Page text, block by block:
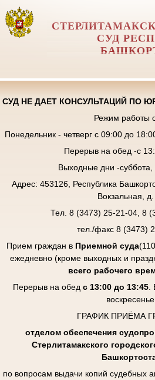
СУД
СУД НЕ ДАЕТ КОНСУЛЬТАЦИЙ ПО
Режим работы
Понедельник - четверг с 09:00 до
Перерыв на обед -с
Выходные дни -суббота,
Адрес: 453126, Республика
Вокзальная,
Тел. 8 (3473) 25-21-04, 8
тел./факс 8 (3473)
Прием граждан в Приемной суда
ежедневно (кроме выходных и
всего рабочего
Перерыв на обед с 13:00 до 13:45
воскресенье.
ГРАФИК ПРИЁМА
отделом обеспечения
Стерлитамакского
по вопросам выдачи копий судебных